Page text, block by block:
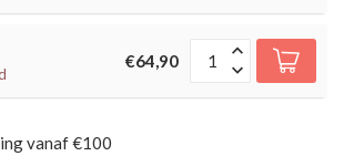
€64,90
vanaf €100